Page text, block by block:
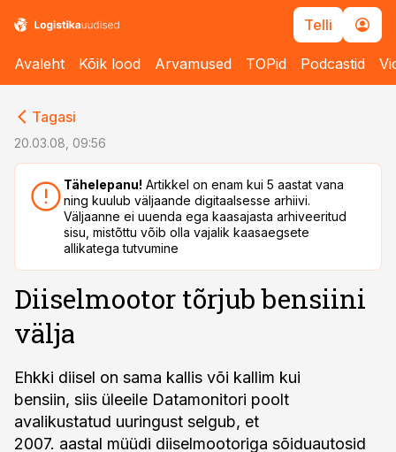
Telli
Avaleht Kõik lood Arvamused TOPid Podcastid
Tagasi
20.03.08, 09:56
Tähelepanu! Artikkel on enam kui 5 aastat vana
ning kuulub väljaande digitaalsesse arhiivi.
Väljaanne ei uuenda ega kaasajasta arhiveeritud
sisu, mistõttu võib olla vajalik kaasaegsete
allikatega tutvumine
Diiselmootor tõrjub bensiini
välja
Ehkki diisel on sama kallis või kallim kui
bensiin, siis üleeile Datamonitori poolt
avalikustatud uuringust selgub, et
2007. aastal müüdi diiselmootoriga sõiduautosid